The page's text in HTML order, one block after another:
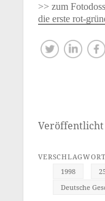
>> zum
die erste rot-
1998
Deutsche